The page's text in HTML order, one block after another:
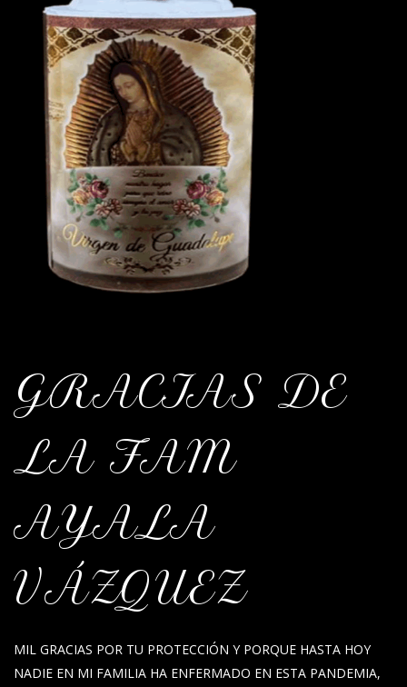
GRACIAS DE
LA FAM
AYALA
VÁZQUEZ
MIL GRACIAS POR TU PROTECCIÓN Y PORQUE HASTA HOY
NADIE EN MI FAMILIA HA ENFERMADO EN ESTA PANDEMIA,